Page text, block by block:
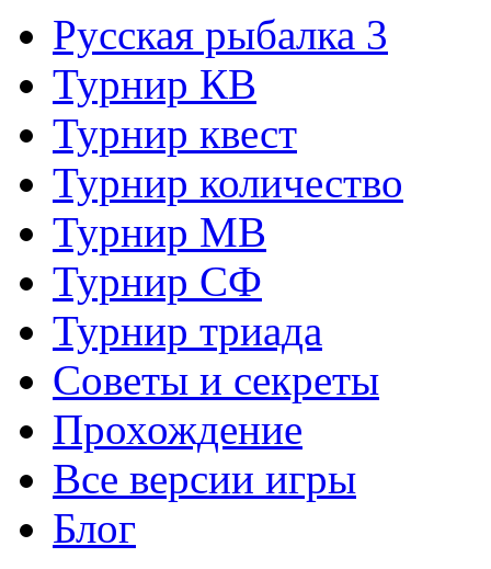
Русская рыбалка 3
Турнир КВ
Турнир квест
Турнир количество
Турнир МВ
Турнир СФ
Турнир триада
Советы и секреты
Прохождение
Все версии игры
Блог